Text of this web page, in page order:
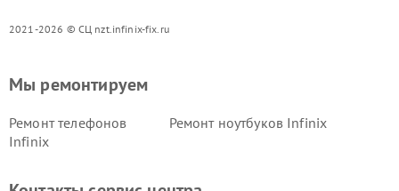
2021-2026 © СЦ nzt.infinix-fix.ru
Мы ремонтируем
Ремонт телефонов
Infinix
Ремонт ноутбуков Infinix